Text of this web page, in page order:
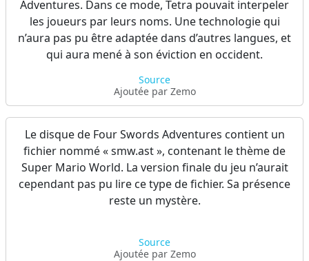
Adventures. Dans ce mode, Tetra pouvait interpeler
les joueurs par leurs noms. Une technologie qui
n’aura pas pu être adaptée dans d’autres langues, et
qui aura mené à son éviction en occident.
Source
Ajoutée par Zemo
Le disque de Four Swords Adventures contient un
fichier nommé « smw.ast », contenant le thème de
Super Mario World. La version finale du jeu n’aurait
cependant pas pu lire ce type de fichier. Sa présence
reste un mystère.
Source
Ajoutée par Zemo